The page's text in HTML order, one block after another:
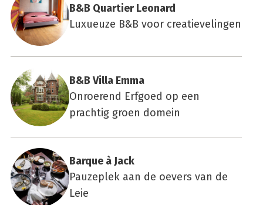
B&B Quar­tier Leo­nard
Luxueuze B&B voor creatievelingen
B&B Vil­la Emma
Onroerend Erfgoed op een
prachtig groen domein
Bar­que à Jack
Pauzeplek aan de oevers van de
Leie